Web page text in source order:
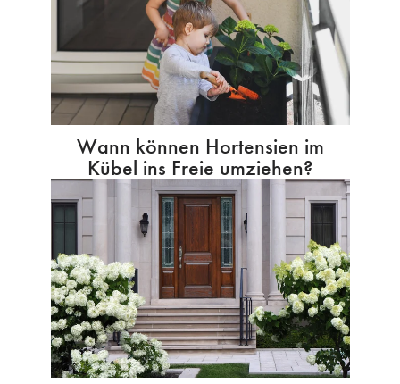
Wann können Hortensien im
Kübel ins Freie umziehen?